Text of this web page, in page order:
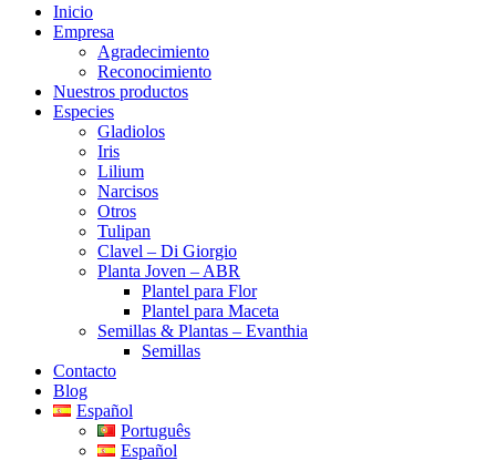
Inicio
Empresa
Agradecimiento
Reconocimiento
Nuestros productos
Especies
Gladiolos
Iris
Lilium
Narcisos
Otros
Tulipan
Clavel – Di Giorgio
Planta Joven – ABR
Plantel para Flor
Plantel para Maceta
Semillas & Plantas – Evanthia
Semillas
Contacto
Blog
Español
Português
Español